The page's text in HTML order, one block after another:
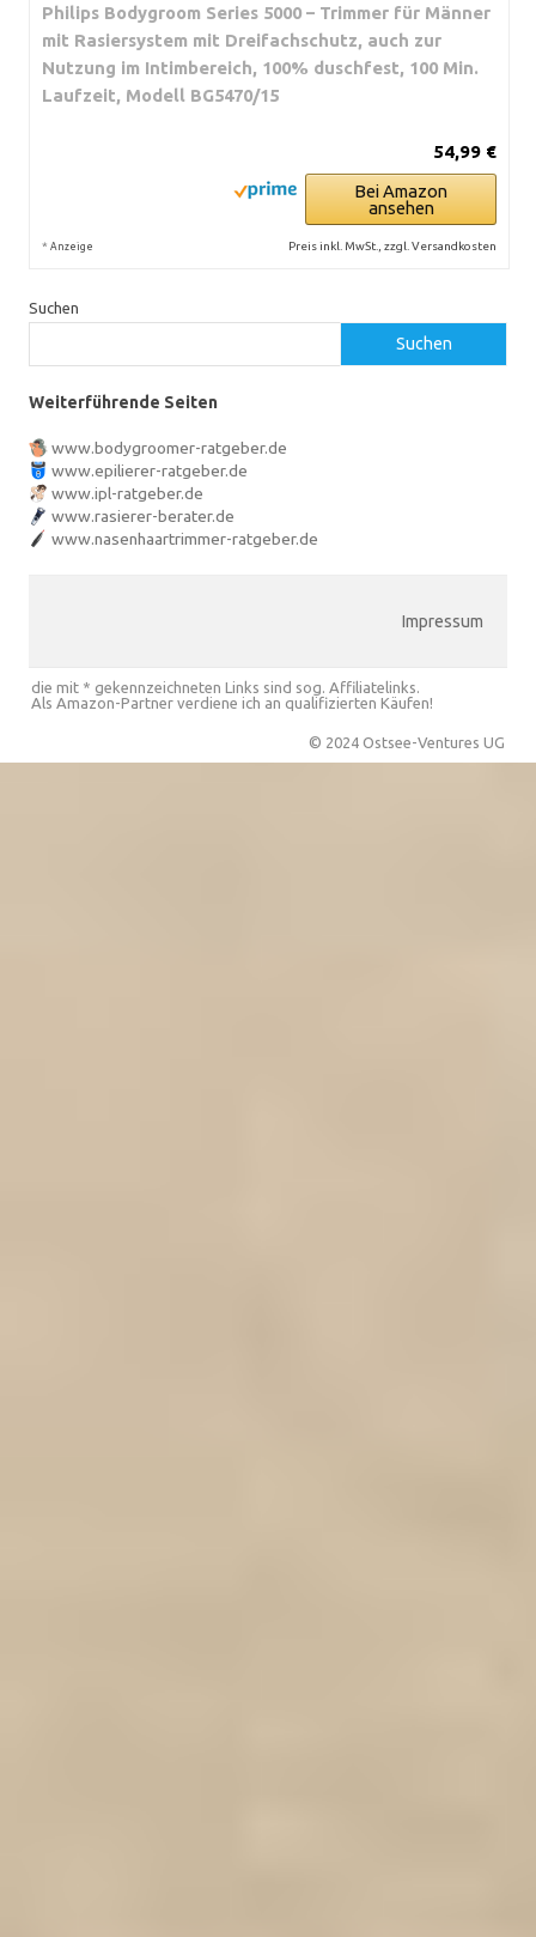
Philips Bodygroom Series 5000 – Trimmer für Männer
mit Rasiersystem mit Dreifachschutz, auch zur
Nutzung im Intimbereich, 100% duschfest, 100 Min.
Laufzeit, Modell BG5470/15
54,99 €
Bei Amazon
ansehen
* Anzeige Preis inkl. MwSt., zzgl. Versandkosten
Suchen
Suchen
Weiterführende Seiten
www.bodygroomer-ratgeber.de
www.epilierer-ratgeber.de
www.ipl-ratgeber.de
www.rasierer-berater.de
www.nasenhaartrimmer-ratgeber.de
Impressum
die mit * gekennzeichneten Links sind sog. Affiliatelinks.
Als Amazon-Partner verdiene ich an qualifizierten Käufen!
© 2024 Ostsee-Ventures UG